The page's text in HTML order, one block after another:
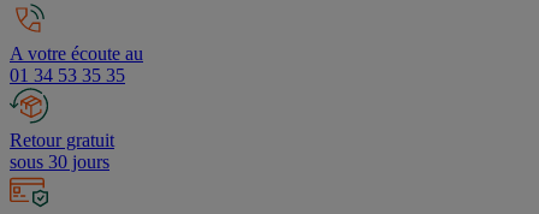
A votre écoute au
01 34 53 35 35
Retour gratuit
sous 30 jours